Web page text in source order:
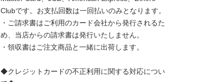
Clubです。お支払回数は一回払いのみとなります。
・ご請求書はご利用のカード会社から発行されるた
め、当店からの請求書は発行いたしません。
・領収書はご注文商品と一緒に出荷します。
◆クレジットカードの不正利用に関する対応につい